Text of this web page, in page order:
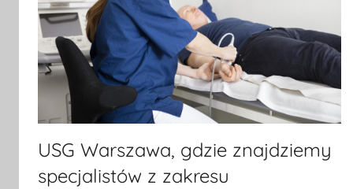
USG Warszawa, gdzie znajdziemy
specjalistów z zakresu